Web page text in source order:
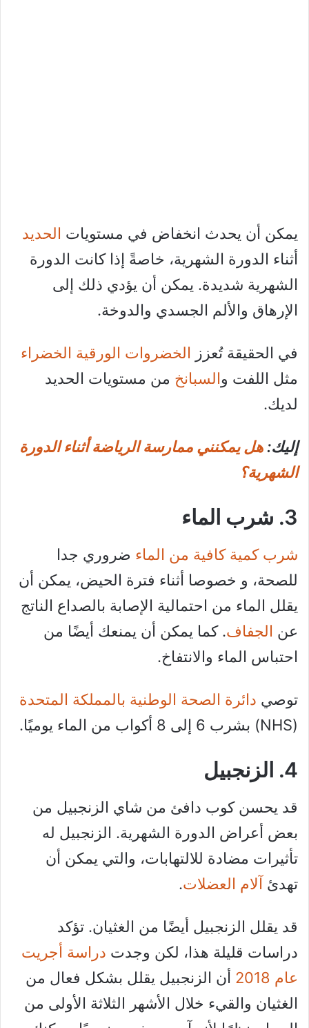
يمكن أن يحدث انخفاض في مستويات الحديد
أثناء الدورة الشهرية، خاصةً إذا كانت الدورة
الشهرية شديدة. يمكن أن يؤدي ذلك إلى
الإرهاق والألم الجسدي والدوخة.
في الحقيقة تُعزز الخضروات الورقية الخضراء
مثل اللفت والسبانخ من مستويات الحديد
لديك.
إليك:هل يمكنني ممارسة الرياضة أثناء الدورة
الشهرية؟
3. شرب الماء
شرب كمية كافية من الماء ضروري جدا
للصحة، و خصوصا أثناء فترة الحيض، يمكن أن
يقلل الماء من احتمالية الإصابة بالصداع الناتج
عن الجفاف. كما يمكن أن يمنعك أيضًا من
احتباس الماء والانتفاخ.
توصي دائرة الصحة الوطنية بالمملكة المتحدة
(NHS) بشرب 6 إلى 8 أكواب من الماء يوميًا.
4. الزنجبيل
قد يحسن كوب دافئ من شاي الزنجبيل من
بعض أعراض الدورة الشهرية. الزنجبيل له
تأثيرات مضادة للالتهابات، والتي يمكن أن
تهدئ آلام العضلات.
قد يقلل الزنجبيل أيضًا من الغثيان. تؤكد
دراسات قليلة هذا، لكن وجدت دراسة أجريت
عام 2018
أن الزنجبيل يقلل بشكل فعال من
الغثيان والقيء خلال الأشهر الثلاثة الأولى من